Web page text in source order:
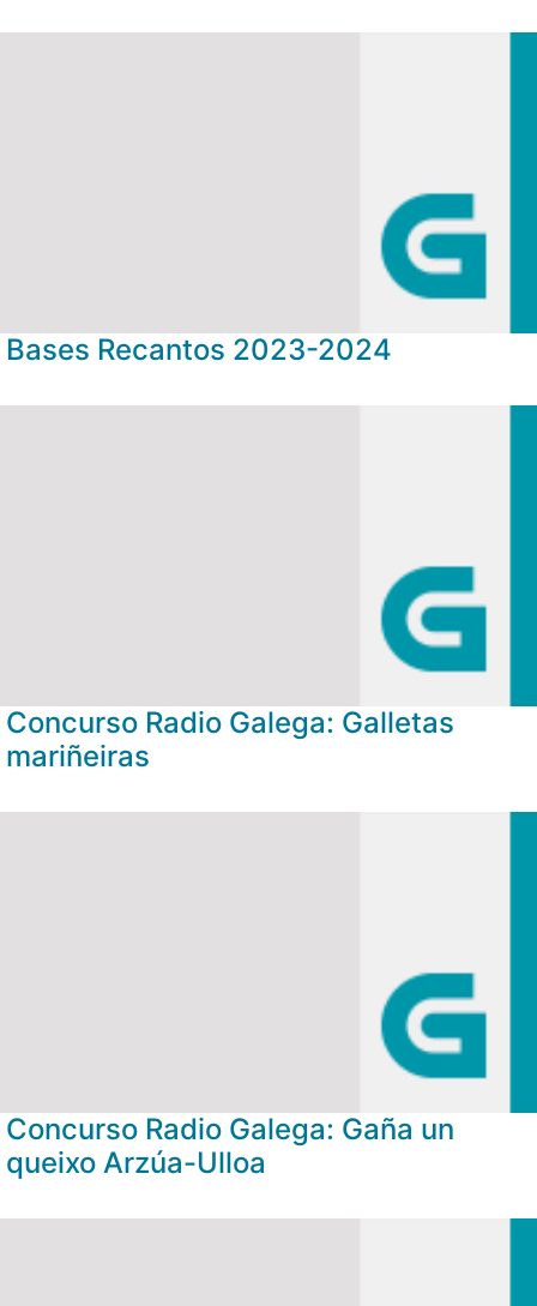
Bases Recantos 2023-2024
Concurso Radio Galega: Galletas
mariñeiras
Concurso Radio Galega: Gaña un
queixo Arzúa-Ulloa